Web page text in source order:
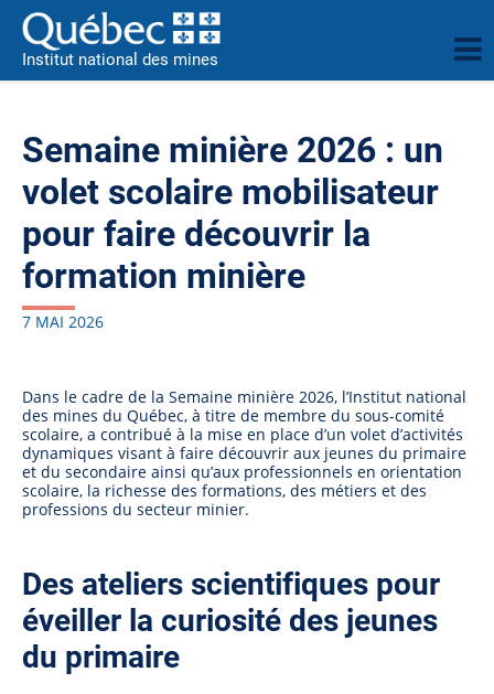
Institut national des mines
Semaine minière 2026 : un
volet scolaire mobilisateur
pour faire découvrir la
formation minière
7 MAI 2026
Dans le cadre de la Semaine minière 2026, l’Institut national
des mines du Québec, à titre de membre du sous-comité
scolaire, a contribué à la mise en place d’un volet d’activités
dynamiques visant à faire découvrir aux jeunes du primaire
et du secondaire ainsi qu’aux professionnels en orientation
scolaire, la richesse des formations, des métiers et des
professions du secteur minier.
Des ateliers scientifiques pour
éveiller la curiosité des jeunes
du primaire